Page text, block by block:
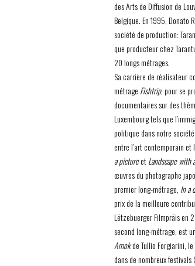
des Arts de Diffusion de
Belgique. En 1995, Donato
société de production:
que producteur chez
20 longs métrages.
Sa carrière de réalisateur
métrage Fishtrip, pour se
documentaires sur des
Luxembourg tels que
politique dans notre
entre l’art contemporain et
a pictureetLandscape with
œuvres du photographe
premier long-métrage, In a
prix de la meilleure
Lëtzebuerger Filmpräis en
second long-métrage, est
Amokde Tullio Forgiarini,
dans de nombreux festivals